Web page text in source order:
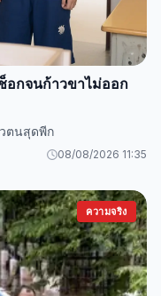
อกจนก้าวขาไม่ออก
ตนสุดพีก
08/08/2026 11:35
ความจริง